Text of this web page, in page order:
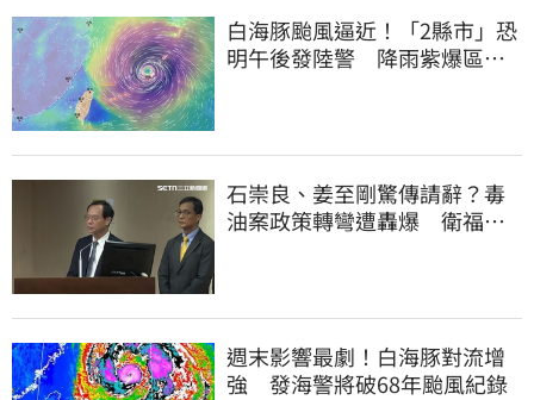
白海豚颱風逼近！「2縣市」恐
明午後發陸警 降雨紫爆區域
石崇良、姜至剛驚傳請辭？毒
油案政策轉彎遭轟爆 衛福部
週末影響最劇！白海豚對流增
強 發海警將破68年颱風紀錄